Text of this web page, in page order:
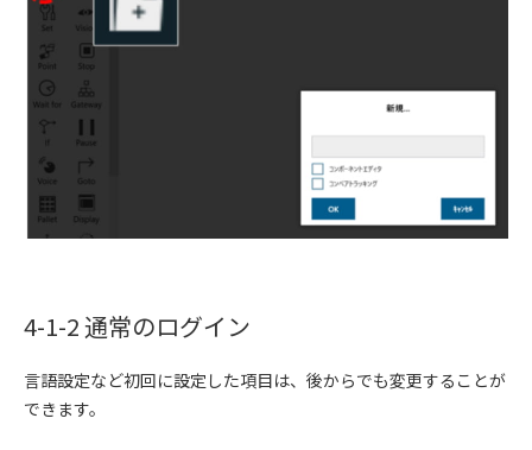
4-1-2 通常のログイン
言語設定など初回に設定した項目は、後からでも変更することが
できます。